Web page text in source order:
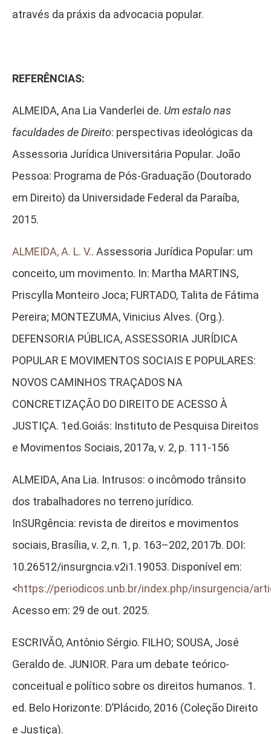
através da práxis da advocacia popular.
REFERÊNCIAS:
ALMEIDA, Ana Lia Vanderlei de. Um estalo nas
faculdades de Direito: perspectivas ideológicas da
Assessoria Jurídica Universitária Popular. João
Pessoa: Programa de Pós-Graduação (Doutorado
em Direito) da Universidade Federal da Paraíba,
2015.
ALMEIDA, A. L. V.. Assessoria Jurídica Popular: um
conceito, um movimento. In: Martha MARTINS,
Priscylla Monteiro Joca; FURTADO, Talita de Fátima
Pereira; MONTEZUMA, Vinicius Alves. (Org.).
DEFENSORIA PÚBLICA, ASSESSORIA JURÍDICA
POPULAR E MOVIMENTOS SOCIAIS E POPULARES:
NOVOS CAMINHOS TRAÇADOS NA
CONCRETIZAÇÃO DO DIREITO DE ACESSO À
JUSTIÇA. 1ed.Goiás: Instituto de Pesquisa Direitos
e Movimentos Sociais, 2017a, v. 2, p. 111-156
ALMEIDA, Ana Lia. Intrusos: o incômodo trânsito
dos trabalhadores no terreno jurídico.
InSURgência: revista de direitos e movimentos
sociais, Brasília, v. 2, n. 1, p. 163–202, 2017b. DOI:
10.26512/insurgncia.v2i1.19053. Disponível em:
<https://periodicos.unb.br/index.php/insurgencia/
Acesso em: 29 de out. 2025.
ESCRIVÃO, Antônio Sérgio. FILHO; SOUSA, José
Geraldo de. JUNIOR. Para um debate teórico-
conceitual e político sobre os direitos humanos. 1.
ed. Belo Horizonte: D’Plácido, 2016 (Coleção Direito
e Justiça).